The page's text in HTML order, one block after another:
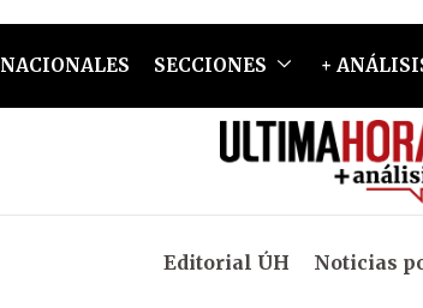
NACIONALES SECCIONES +
Editorial ÚH Noticias